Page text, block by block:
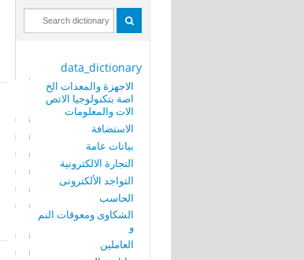
data_dictionary
الاجهزة والمعدات الخ
اصة بتكنولوجيا الاتص
الات والمعلومات
الاستضافة
بيانات عامة
التجارة الالكترونية
التواجد الألكترونى
الحاسب
الشكاوى ومعوقات النم
و
العاملين